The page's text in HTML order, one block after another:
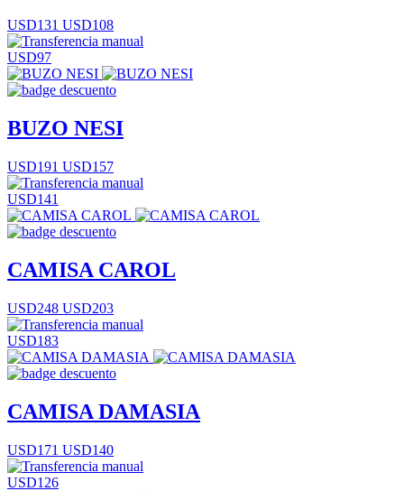
USD131 USD108
USD97
BUZO NESI
USD191 USD157
USD141
CAMISA CAROL
USD248 USD203
USD183
CAMISA DAMASIA
USD171 USD140
USD126